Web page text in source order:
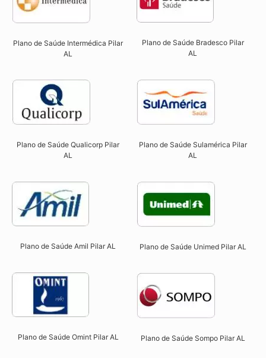
Plano de Saúde Intermédica Pilar
AL​
Plano de Saúde Bradesco Pilar
AL
Plano de Saúde Qualicorp Pilar
AL​
Plano de Saúde Sulamérica Pilar
AL
Plano de Saúde Amil Pilar AL Plano de Saúde Unimed Pilar AL
Plano de Saúde Omint Pilar AL​ Plano de Saúde Sompo Pilar AL​